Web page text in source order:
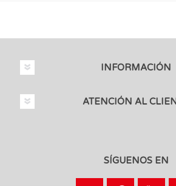
INFORMACIÓN
ATENCIÓN AL
SÍGUENOS EN